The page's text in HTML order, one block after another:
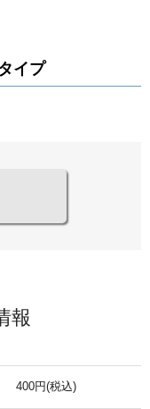
イプ
報
400円(税込)